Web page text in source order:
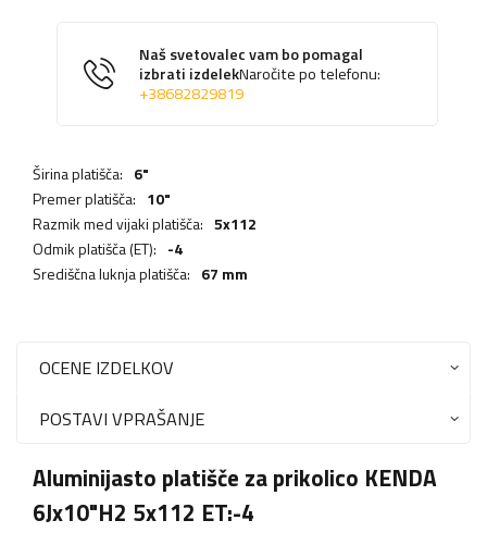
Naš svetovalec vam bo pomagal
izbrati izdelekNaročite po telefonu:
+38682829819
Širina platišča: 6"
Premer platišča: 10"
Razmik med vijaki platišča: 5x112
Odmik platišča (ET): -4
Središčna luknja platišča: 67 mm
OCENE IZDELKOV
POSTAVI VPRAŠANJE
Aluminijasto platišče za prikolico KENDA
6Jx10"H2 5x112 ET:-4